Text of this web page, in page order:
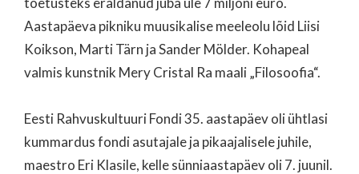
Aastapäeva pikniku muusikalise meeleolu lõid Liisi
Koikson, Marti Tärn ja Sander Mölder. Kohapeal
valmis kunstnik Mery Cristal Ra maali „Filosoofia“.
Eesti Rahvuskultuuri Fondi 35. aastapäev oli ühtlasi
kummardus fondi asutajale ja pikaajalisele juhile,
maestro Eri Klasile, kelle sünniaastapäev oli 7. juunil.